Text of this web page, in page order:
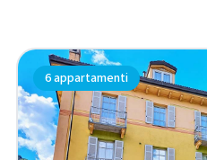
6 appartamenti